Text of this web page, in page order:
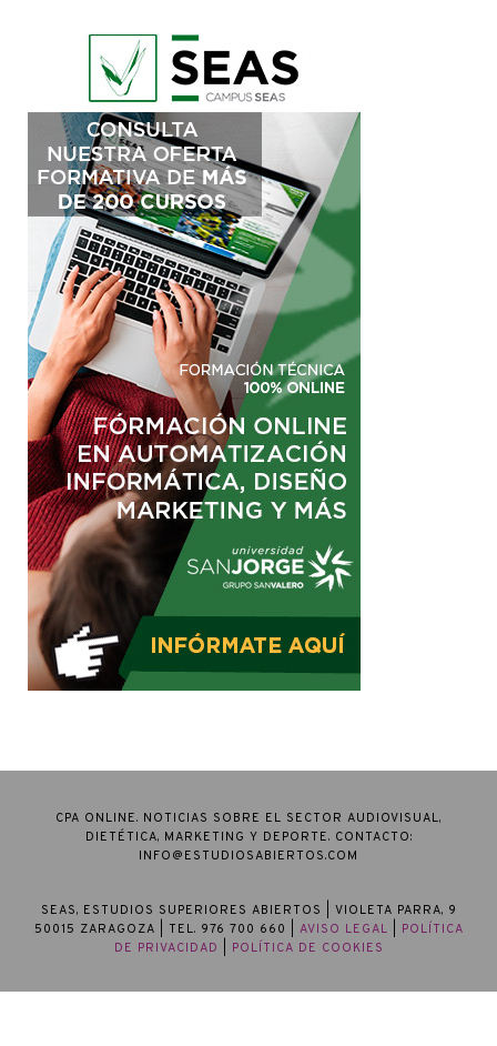
CPA ONLINE. NOTICIAS SOBRE EL SECTOR AUDIOVISUAL,
DIETÉTICA, MARKETING Y DEPORTE. CONTACTO:
INFO@ESTUDIOSABIERTOS.COM
SEAS, ESTUDIOS SUPERIORES ABIERTOS
| VIOLETA PARRA, 9
50015 ZARAGOZA | TEL. 976 700 660 | AVISO LEGAL
POLÍTICA
DE PRIVACIDAD
POLÍTICA DE COOKIES